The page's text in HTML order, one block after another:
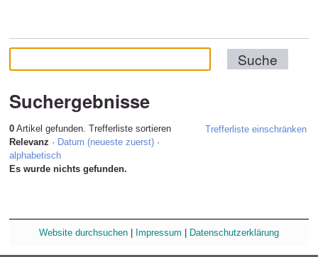
Suchergebnisse
0Artikel gefunden. Trefferliste einschränken
Trefferliste sortieren
Relevanz · Datum (neueste zuerst) ·
alphabetisch
Es wurde nichts gefunden.
Website durchsuchen Impressum Datenschutzerklärung